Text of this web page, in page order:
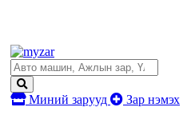
Миний зарууд Зар нэмэх